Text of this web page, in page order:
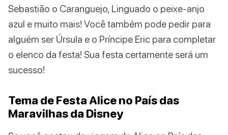
Sebastião o Caranguejo, Linguado o peixe-anjo
azul e muito mais! Você também pode pedir para
alguém ser Úrsula e o Príncipe Eric para completar
o elenco da festa! Sua festa certamente será um
sucesso!
Tema de Festa Alice no País das
Maravilhas da Disney